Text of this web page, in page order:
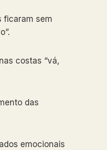
ficaram sem
costas “vá,
das
emocionais